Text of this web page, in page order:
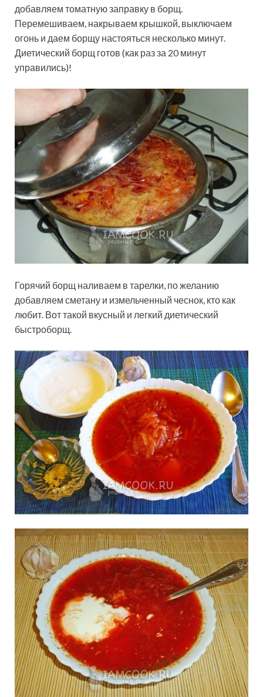
добавляем томатную заправку в борщ.
Перемешиваем, накрываем крышкой, выключаем
огонь и даем борщу настояться несколько минут.
Диетический борщ готов (как раз за 20 минут
управились)!
Горячий борщ наливаем в тарелки, по желанию
добавляем сметану и измельченный чеснок, кто как
любит. Вот такой вкусный и легкий диетический
быстроборщ.